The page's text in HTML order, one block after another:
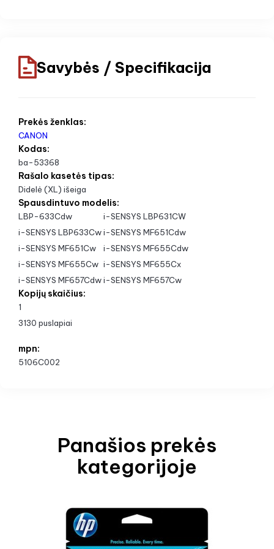
Savybės / Specifikacija
Prekės ženklas:
CANON
Kodas:
ba-53368
Rašalo kasetės tipas:
Didelė (XL) išeiga
Spausdintuvo modelis:
LBP-633Cdw
i-SENSYS LBP631CW
i-SENSYS LBP633Cwi-SENSYS MF651Cdw
i-SENSYS MF651Cw
i-SENSYS MF655Cdw
i-SENSYS MF655Cw i-SENSYS MF655Cx
i-SENSYS MF657Cdwi-SENSYS MF657Cw
Kopijų skaičius:
1
3130 puslapiai
mpn:
5106C002
Panašios prekės
kategorijoje